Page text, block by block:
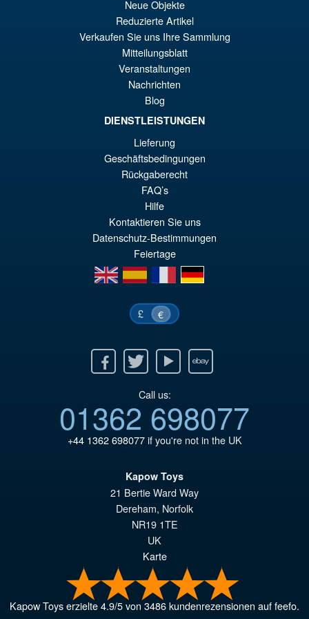
Star Wars The Mandalorian
S.H.Figuarts Heavy
Mandalorian Action Figure
AÑADIR AL CARRITO
Neue Objekte
Reduzierte Artikel
Verkaufen Sie uns Ihre Sammlung
Mitteilungsblatt
Veranstaltungen
Nachrichten
Blog
DIENSTLEISTUNGEN
Lieferung
Geschäftsbedingungen
Rückgaberecht
FAQ’s
Hilfe
Kontaktieren Sie uns
Datenschutz-Bestimmungen
Feiertage
en
es fr de
£ €
Twitter Youtube Ebay
Call us:
01362 698077
+44 1362 698077if you're not in the UK
Kapow Toys
21 Bertie Ward Way
Dereham, Norfolk
NR19 1TE
UK
Karte
Kapow Toyserzielte4.9/5von3486kundenrezensionen auf feefo.